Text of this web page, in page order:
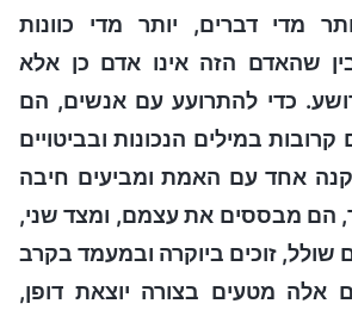
מדי דברים, יותר מדי כוונות
שהאדם הזה אינו אדם כן אלא
כדי להתרועע עם אנשים, הם
במילים הנכונות ובביטויים
אחד עם האמת ומביעים חיבה
הם מבססים את עצמם, ומצד שני,
שולל, זוכים ביוקרה ובמעמד בקרב
אלה מטעים בצורה יוצאת דופן,